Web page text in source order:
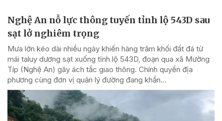
Nghệ An nỗ lực thông tuyến tỉnh lộ 543D sau
sạt lở nghiêm trọng
Mưa lớn kéo dài nhiều ngày khiến hàng trăm khối đất đá từ
mái taluy dương sạt xuống tỉnh lộ 543D, đoạn qua xã Mường
Típ (Nghệ An) gây ách tắc giao thông. Chính quyền địa
phương cùng đơn vị quản lý đường đang khẩn...